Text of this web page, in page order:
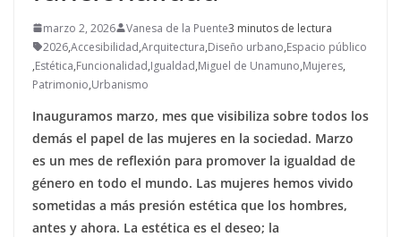
marzo 2, 2026 Vanesa de la Puente3 minutos de lectura
2026,Accesibilidad,Arquitectura,Diseño urbano,Espacio público
,Estética,Funcionalidad,Igualdad,Miguel de Unamuno,Mujeres,
Patrimonio,Urbanismo
Inauguramos marzo, mes que visibiliza sobre todos los
demás el papel de las mujeres en la sociedad. Marzo
es un mes de reflexión para promover la igualdad de
género en todo el mundo. Las mujeres hemos vivido
sometidas a más presión estética que los hombres,
antes y ahora. La estética es el deseo; la